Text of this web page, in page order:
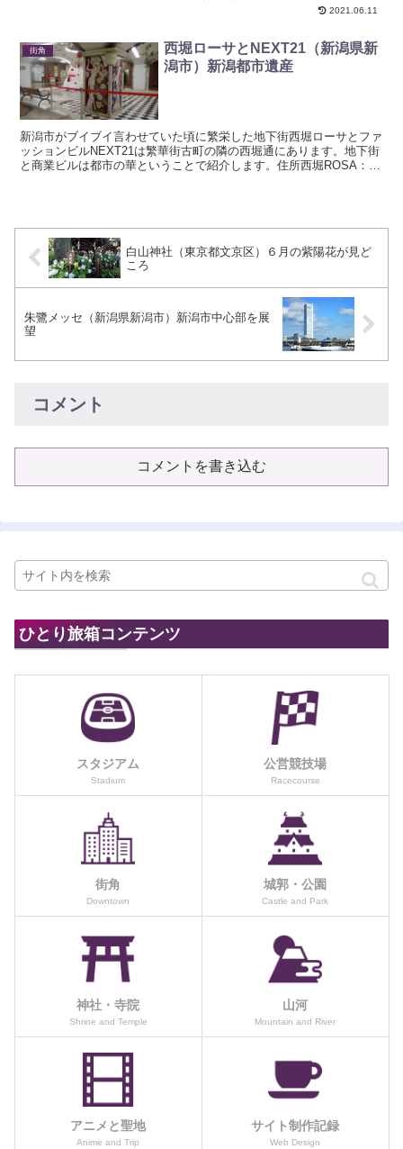
央区万代島６－１最寄駅新潟駅から徒歩25分新潟駅から路...2021.06.11
街角
西堀ローサとNEXT21（新潟県新
潟市）新潟都市遺産
新潟市がブイブイ言わせていた頃に繁栄した地下街西堀ローサとファ
ッションビルNEXT21は繁華街古町の隣の西堀通にあります。地下街
と商業ビルは都市の華ということで紹介します。住所西堀ROSA：新
白山神社（東京都文京区）６月の紫陽花が見ど
ころ
朱鷺メッセ（新潟県新潟市）新潟市中心部を展
望
コメント
コメントを書き込む
ひとり旅箱コンテンツ
スタジアム
Stadium
公営競技場
Racecourse
街角
Downtown
城郭・公園
Castle and Park
神社・寺院
Shrine and Temple
山河
Mountain and River
アニメと聖地
Anime and Trip
サイト制作記録
Web Design